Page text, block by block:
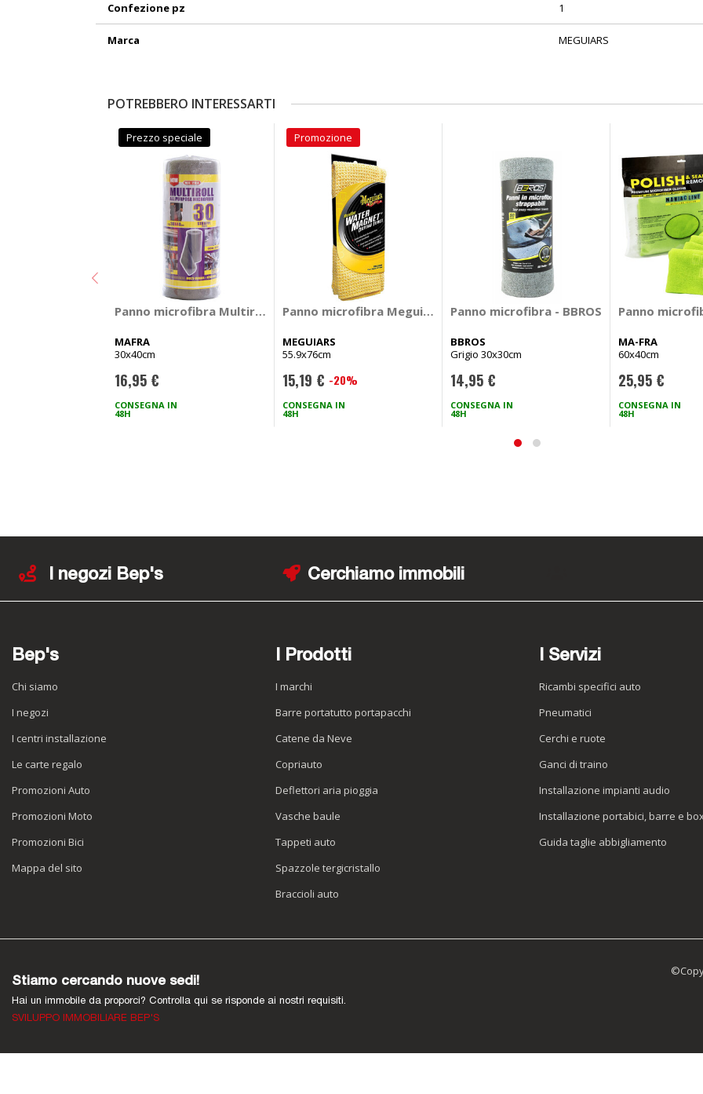
Confezione pz 1
Marca MEGUIARS
POTREBBERO INTERESSARTI
Prezzo speciale
Panno microfibra Multiroll - MAFRA
MAFRA
30x40cm
16,95 €
CONSEGNA IN
48H
Promozione
Panno microfibra Meguiars Ultra Plush Water Magnet - MEGUIARS
MEGUIARS
55.9x76cm
Prezzo
speciale
15,19 € -20%
CONSEGNA IN
48H
Panno microfibra - BBROS
BBROS
Grigio 30x30cm
14,95 €
CONSEGNA IN
48H
Panno
MA-FRA
60x40cm
25,95 €
CONSEGNA IN
48H
I negozi Bep's Cerchiamo immobili
Bep's
Chi siamo
I negozi
I centri installazione
Le carte regalo
Promozioni Auto
Promozioni Moto
Promozioni Bici
Mappa del sito
I Prodotti
I marchi
Barre portatutto portapacchi
Catene da Neve
Copriauto
Deflettori aria pioggia
Vasche baule
Tappeti auto
Spazzole tergicristallo
Braccioli auto
I Servizi
Ricambi specifici auto
Pneumatici
Cerchi e ruote
Ganci di traino
Installazione impianti audio
Installazione portabici, barre e
Guida taglie abbigliamento
Stiamo cercando nuove sedi!
Hai un immobile da proporci? Controlla qui se risponde ai nostri requisiti.
SVILUPPO IMMOBILIARE BEP'S